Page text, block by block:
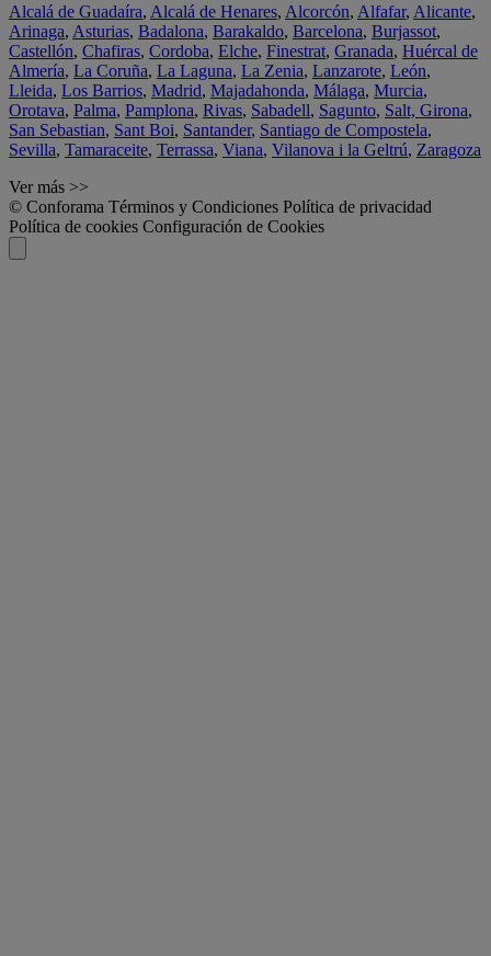
Alcalá de Guadaíra, Alcalá de Henares, Alcorcón, Alfafar, Alicante,
Arinaga, Asturias, Badalona, Barakaldo, Barcelona, Burjassot,
Castellón, Chafiras, Cordoba, Elche, Finestrat, Granada, Huércal de
Almería, La Coruña, La Laguna, La Zenia, Lanzarote, León,
Lleida, Los Barrios, Madrid, Majadahonda, Málaga, Murcia,
Orotava, Palma, Pamplona, Rivas, Sabadell, Sagunto, Salt, Girona,
San Sebastian, Sant Boi, Santander, Santiago de Compostela,
Sevilla, Tamaraceite, Terrassa, Viana, Vilanova i la Geltrú, Zaragoza
Ver más >>
© Conforama Términos y Condiciones Política de privacidad
Política de cookies Configuración de Cookies